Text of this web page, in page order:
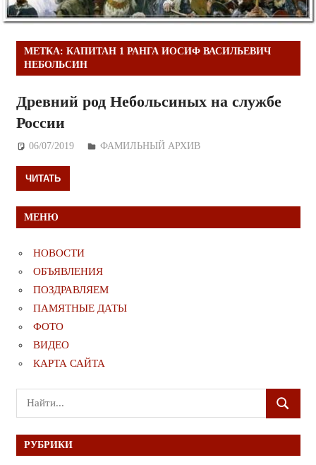
МЕТКА: КАПИТАН 1 РАНГА ИОСИФ ВАСИЛЬЕВИЧ
НЕБОЛЬСИН
Древний род Небольсиных на службе
России
06/07/2019 Дежурный по Редакции
ФАМИЛЬНЫЙ АРХИВ
ЧИТАТЬ
МЕНЮ
НОВОСТИ
ОБЪЯВЛЕНИЯ
ПОЗДРАВЛЯЕМ
ПАМЯТНЫЕ ДАТЫ
ФОТО
ВИДЕО
КАРТА САЙТА
Поиск
для:
ПОИСК
РУБРИКИ